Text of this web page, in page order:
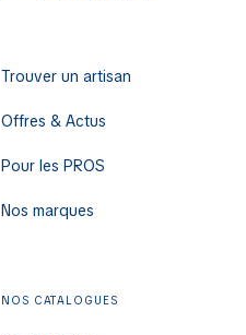
Trouver un artisan
Offres & Actus
Pour les PROS
Nos marques
NOS CATALOGUES